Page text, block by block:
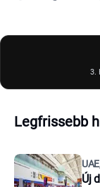
3.
Legfrissebb
Új